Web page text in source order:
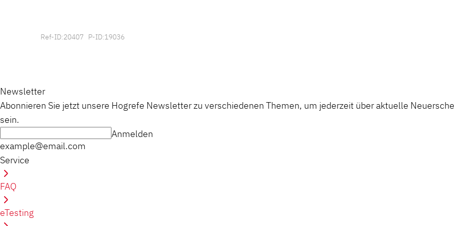
Ref-ID:20407 P-ID:19036
Newsletter
Abonnieren Sie jetzt unsere Hogrefe Newsletter zu verschiedenen Themen, um jederzeit über aktuelle
sein.
example@email.com
Anmelden
Service
FAQ
eTesting